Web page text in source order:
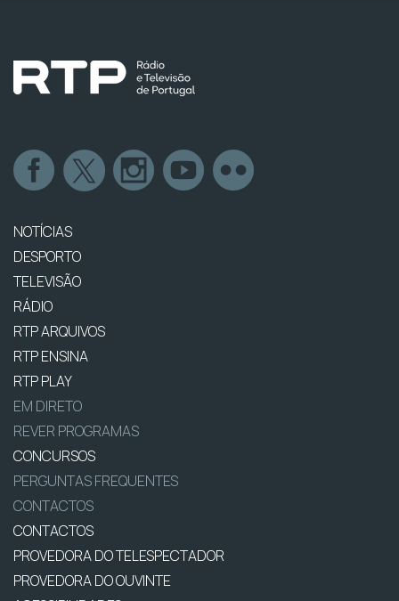
NOTÍCIAS
DESPORTO
TELEVISÃO
RÁDIO
RTP ARQUIVOS
RTP ENSINA
RTP PLAY
EM DIRETO
REVER PROGRAMAS
CONCURSOS
PERGUNTAS FREQUENTES
CONTACTOS
CONTACTOS
PROVEDORA DO TELESPECTADOR
PROVEDORA DO OUVINTE